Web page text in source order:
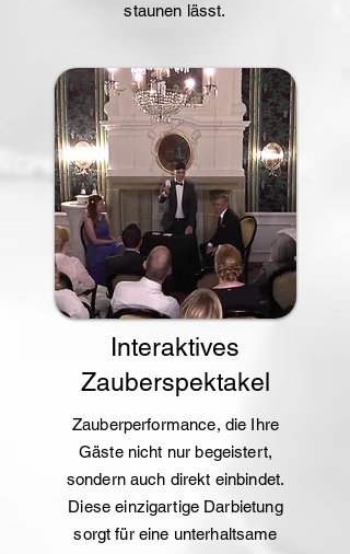
staunen lässt.
Interaktives
Zauberspektakel
Zauberperformance, die Ihre
Gäste nicht nur begeistert,
sondern auch direkt einbindet.
Diese einzigartige Darbietung
sorgt für eine unterhaltsame